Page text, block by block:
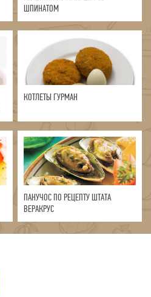
ШПИНАТОМ
КОТЛЕТЫ ГУРМАН
ПАНУЧОС ПО РЕЦЕПТУ ШТАТА
ВЕРАКРУС